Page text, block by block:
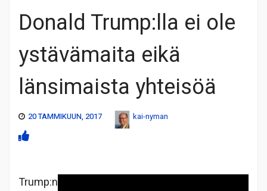
Donald Trump:lla ei ole
ystävämaita eikä
länsimaista yhteisöä
20 TAMMIKUUN, 2017 kai-nyman
Trump:n